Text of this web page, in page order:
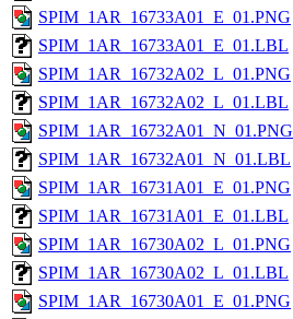
SPIM_1AR_16733A01_E_01.PNG
SPIM_1AR_16733A01_E_01.LBL
SPIM_1AR_16732A02_L_01.PNG
SPIM_1AR_16732A02_L_01.LBL
SPIM_1AR_16732A01_N_01.PNG
SPIM_1AR_16732A01_N_01.LBL
SPIM_1AR_16731A01_E_01.PNG
SPIM_1AR_16731A01_E_01.LBL
SPIM_1AR_16730A02_L_01.PNG
SPIM_1AR_16730A02_L_01.LBL
SPIM_1AR_16730A01_E_01.PNG